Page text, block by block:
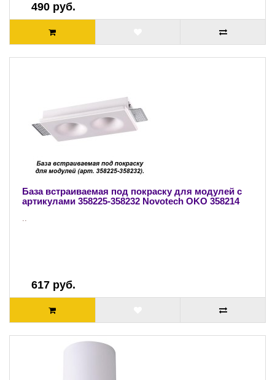
490 руб.
База встраиваемая под покраску для модулей с
артикулами 358225-358232 Novotech OKO 358214
..
617 руб.